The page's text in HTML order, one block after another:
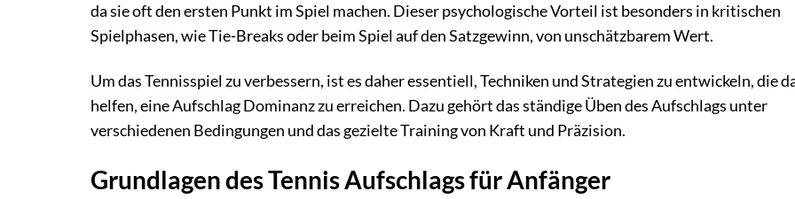
da sie oft den ersten Punkt im Spiel machen. Dieser psychologische Vorteil ist besonders in kritischen
Spielphasen, wie Tie-Breaks oder beim Spiel auf den Satzgewinn, von unschätzbarem Wert.
Um das Tennisspiel zu verbessern, ist es daher essentiell, Techniken und Strategien zu entwickeln, die
helfen, eine Aufschlag Dominanz zu erreichen. Dazu gehört das ständige Üben des Aufschlags unter
verschiedenen Bedingungen und das gezielte Training von Kraft und Präzision.
Grundlagen des Tennis Aufschlags für Anfänger